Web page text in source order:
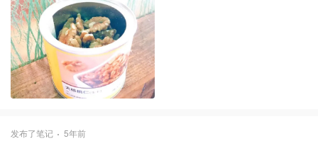
发布了笔记 5年前